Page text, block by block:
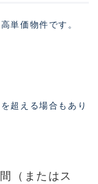
単価物件です。
超える場合もあり
（またはス